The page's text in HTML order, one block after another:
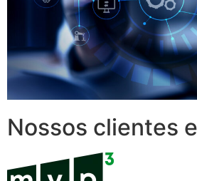
Nossos clientes